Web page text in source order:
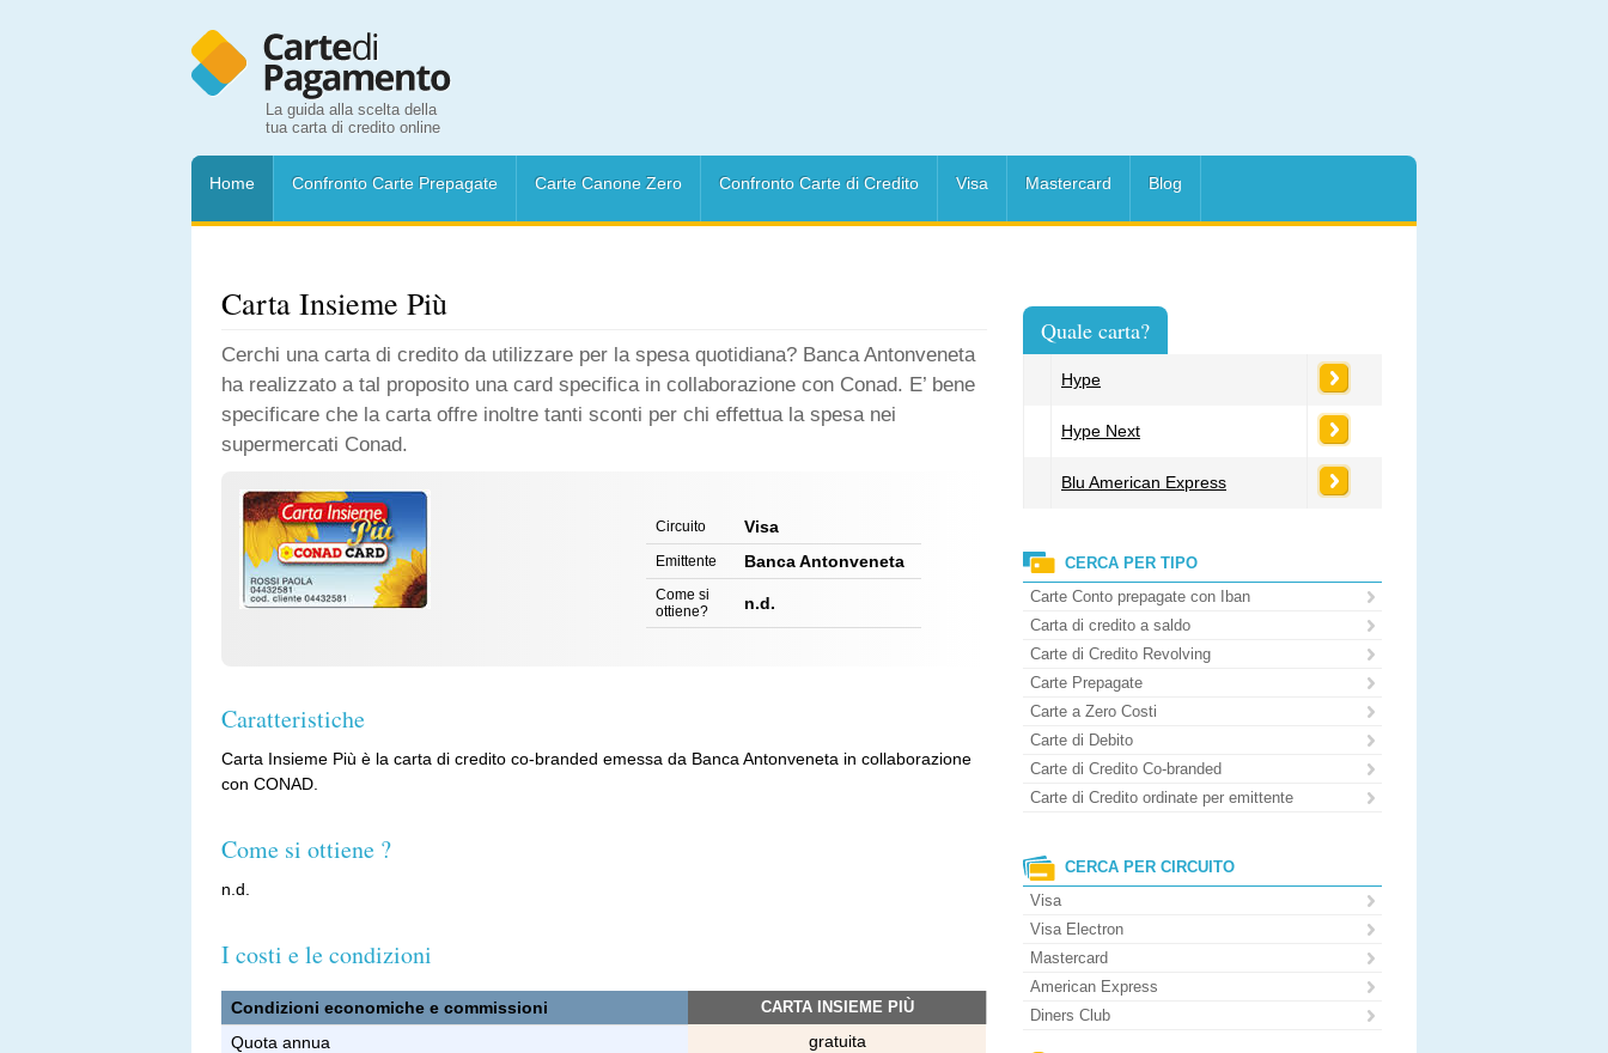
La guida alla scelta della
tua carta di credito online
Home Confronto Carte Prepagate Carte Canone Zero Confronto Carte di Credito Visa Mastercard Blog
Carta Insieme Più
Cerchi una carta di credito da utilizzare per la spesa quotidiana? Banca Antonveneta
ha realizzato a tal proposito una card specifica in collaborazione con Conad. E’ bene
specificare che la carta offre inoltre tanti sconti per chi effettua la spesa nei
supermercati Conad.
Circuito Visa
Emittente Banca Antonveneta
Come si
ottiene?
n.d.
Caratteristiche
Carta Insieme Più è la carta di credito co-branded emessa da Banca Antonveneta in collaborazione
con CONAD.
Come si ottiene ?
n.d.
I costi e le condizioni
Condizioni economiche e commissioni CARTA INSIEME PIÙ
Quota annua
gratuita
Quale carta?
Hype
Hype Next
Blu American Express
CERCA PER TIPO
Carte Conto prepagate con Iban
Carta di credito a saldo
Carte di Credito Revolving
Carte Prepagate
Carte a Zero Costi
Carte di Debito
Carte di Credito Co-branded
Carte di Credito ordinate per emittente
CERCA PER CIRCUITO
Visa
Visa Electron
Mastercard
American Express
Diners Club